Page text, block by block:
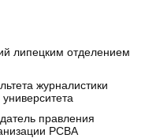
липецким отделением
журналистики
правления
РСВА